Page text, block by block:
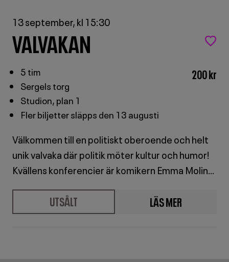
13 september, kl 15:30
VALVAKAN
5 tim
Sergels torg
Studion, plan 1
Fler biljetter släpps den 13 augusti
200 kr
Välkommen till en politiskt oberoende och helt
unik valvaka där politik möter kultur och humor!
Kvällens konferencier är komikern Emma Molin.
Wallin står för valanalysen. Tillsammans leder de
dig genom en kväll fylld av politik, partikamp och
UTSÅLT
LÄS MER